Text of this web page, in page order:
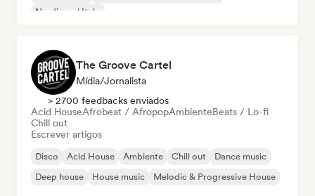
Nu-disco / Italo
The Groove Cartel
Mídia/Jornalista
> 2700 feedbacks enviados
Acid HouseAfrobeat / AfropopAmbienteBeats / Lo-fi
Chill out
Escrever artigos
Disco Acid House Ambiente Chill out
Dance music
Deep house
House music Melodic & Progressive House